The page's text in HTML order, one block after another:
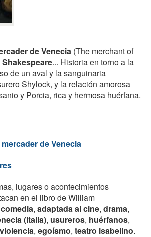
de Venecia (The merchant of
Shakespeare... Historia en torno a la
de un aval y la sanguinaria
Shylock, y la relación amorosa
y Porcia, rica y hermosa huérfana.
de Venecia
lugares o acontecimientos
en el libro de William
comedia, adaptada al cine, drama,
(italia), usureros, huérfanos,
violencia, egoísmo, teatro isabelino.